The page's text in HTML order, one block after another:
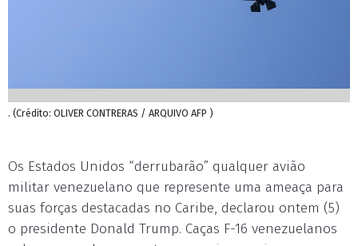
. (Crédito: OLIVER CONTRERAS / ARQUIVO AFP )
Os Estados Unidos “derrubarão” qualquer avião
militar venezuelano que represente uma ameaça para
suas forças destacadas no Caribe, declarou ontem (5)
o presidente Donald Trump. Caças F-16 venezuelanos